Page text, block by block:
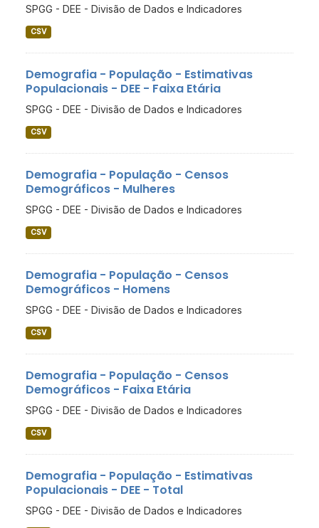
SPGG - DEE - Divisão de Dados e Indicadores
CSV
Demografia - População - Estimativas
Populacionais - DEE - Faixa Etária
SPGG - DEE - Divisão de Dados e Indicadores
CSV
Demografia - População - Censos
Demográficos - Mulheres
SPGG - DEE - Divisão de Dados e Indicadores
CSV
Demografia - População - Censos
Demográficos - Homens
SPGG - DEE - Divisão de Dados e Indicadores
CSV
Demografia - População - Censos
Demográficos - Faixa Etária
SPGG - DEE - Divisão de Dados e Indicadores
CSV
Demografia - População - Estimativas
Populacionais - DEE - Total
SPGG - DEE - Divisão de Dados e Indicadores